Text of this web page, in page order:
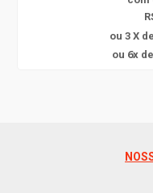
ou 3 X
ou 6x de